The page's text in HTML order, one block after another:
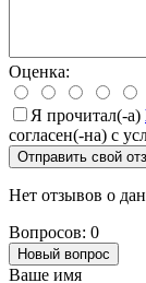
Оценка:
Я прочитал(-а)
согласен(-на) с
Отправить свой
Нет отзывов о
Вопросов: 0
Новый вопрос
Ваше имя